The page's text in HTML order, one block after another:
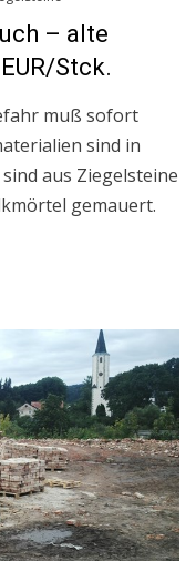
– alte
Stck.
muß sofort
sind in
aus Ziegelsteine
gemauert.